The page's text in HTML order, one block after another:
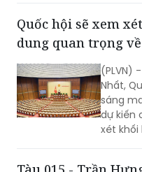
phủ
chuẩn
chủ
vào
sách kịp
Nhất,
sáng
dự kiến
xét khối
gồm dự
nhiều
Tàu 015 - Trần